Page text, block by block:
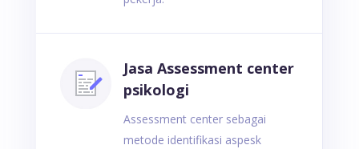
Jasa Assessment center
psikologi
Assessment center sebagai
metode identifikasi aspesk